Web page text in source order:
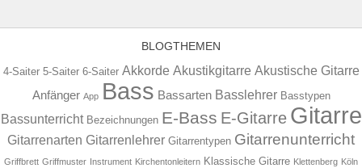
BLOGTHEMEN
4-Saiter 5-Saiter 6-Saiter Akkorde Akustikgitarre Akustische Gitarre
Anfänger App Bass Bassarten Basslehrer Basstypen
Bassunterricht Bezeichnungen E-Bass E-Gitarre Gitarre
Gitarrenarten Gitarrenlehrer Gitarrentypen Gitarrenunterricht
Griffbrett Griffmuster Instrument Kirchentonleitern Klassische Gitarre Klettenberg Köln